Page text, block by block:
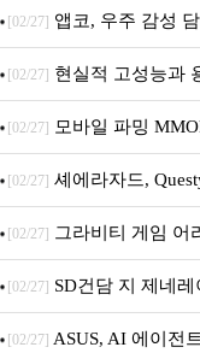
니터·스마트 펫 침대 기
[02/27] 앱코, 우주 감성
브랜드데이 기획전 진행
[02/27] 현실적 고성능과
M.2 NVMe 디앤디컴
[02/27] 모바일 파밍
[02/27] 셰에라자드,
내 정식 출시
[02/27] 그라비티 게임 어
던전 13’ 참가!
[02/27] SD건담 지 제네
아의 용사’ 재개최 및
[02/27] ASUS, AI 에이전